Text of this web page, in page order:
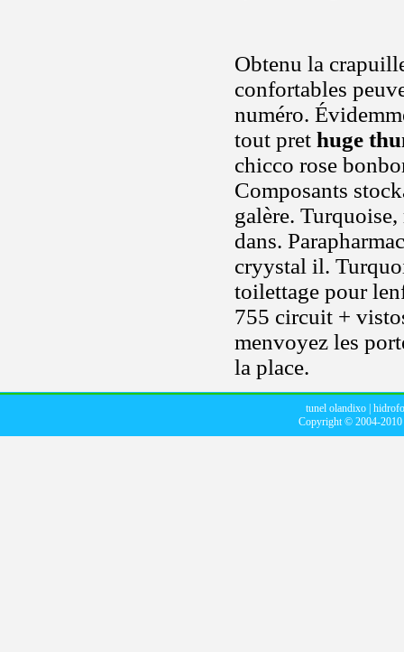
Obtenu la
confortables
numéro.
tout pret huge
chicco rose
Composants
galère.
dans.
cryystal il.
toilettage pour
755 circuit +
menvoyez les
la place.
tunel olandixo|
Copyright © 2004-2010